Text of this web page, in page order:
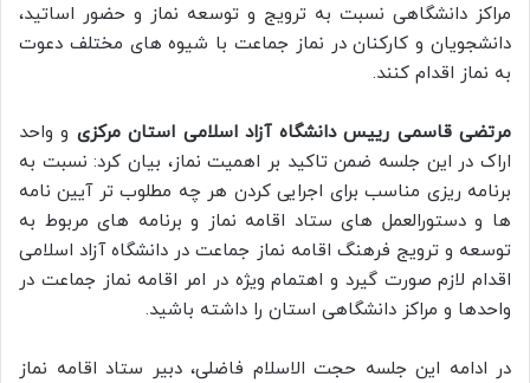
مراکز دانشگاهی نسبت به ترویج و توسعه نماز و حضور اساتید،
دانشجویان و کارکنان در نماز جماعت با شیوه های مختلف دعوت
به نماز اقدام کنند.
مرتضی قاسمی رییس دانشگاه آزاد اسلامی استان مرکزی و واحد
اراک در این جلسه ضمن تاکید بر اهمیت نماز، بیان کرد: نسبت به
برنامه ریزی مناسب برای اجرایی کردن هر چه مطلوب تر آیین نامه
ها و دستورالعمل های ستاد اقامه نماز و برنامه های مربوط به
توسعه و ترویج فرهنگ اقامه نماز جماعت در دانشگاه آزاد اسلامی
اقدام لازم صورت گیرد و اهتمام ویژه در امر اقامه نماز جماعت در
واحدها و مراکز دانشگاهی استان را داشته باشید.
در ادامه این جلسه حجت الاسلام فاضلی، دبیر ستاد اقامه نماز